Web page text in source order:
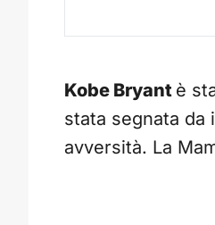
Kobe Bryant è
stata segnata da
avversità. La